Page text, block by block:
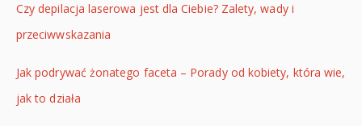
Czy depilacja laserowa jest dla Ciebie? Zalety, wady i
przeciwwskazania
Jak podrywać żonatego faceta – Porady od kobiety, która wie,
jak to działa